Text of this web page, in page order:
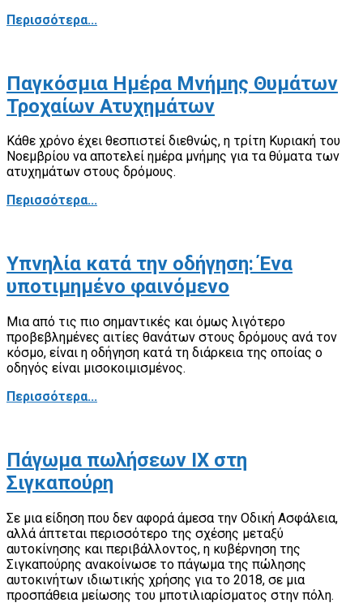
Περισσότερα...
Παγκόσμια Ημέρα Μνήμης Θυμάτων
Τροχαίων Ατυχημάτων
Κάθε χρόνο έχει θεσπιστεί διεθνώς, η τρίτη Κυριακή του
Νοεμβρίου να αποτελεί ημέρα μνήμης για τα θύματα των
ατυχημάτων στους δρόμους.
Περισσότερα...
Υπνηλία κατά την οδήγηση: Ένα
υποτιμημένο φαινόμενο
Μια από τις πιο σημαντικές και όμως λιγότερο
προβεβλημένες αιτίες θανάτων στους δρόμους ανά τον
κόσμο, είναι η οδήγηση κατά τη διάρκεια της οποίας ο
οδηγός είναι μισοκοιμισμένος.
Περισσότερα...
Πάγωμα πωλήσεων ΙΧ στη
Σιγκαπούρη
Σε μια είδηση που δεν αφορά άμεσα την Οδική Ασφάλεια,
αλλά άπτεται περισσότερο της σχέσης μεταξύ
αυτοκίνησης και περιβάλλοντος, η κυβέρνηση της
Σιγκαπούρης ανακοίνωσε το πάγωμα της πώλησης
αυτοκινήτων ιδιωτικής χρήσης για το 2018, σε μια
προσπάθεια μείωσης του μποτιλιαρίσματος στην πόλη.